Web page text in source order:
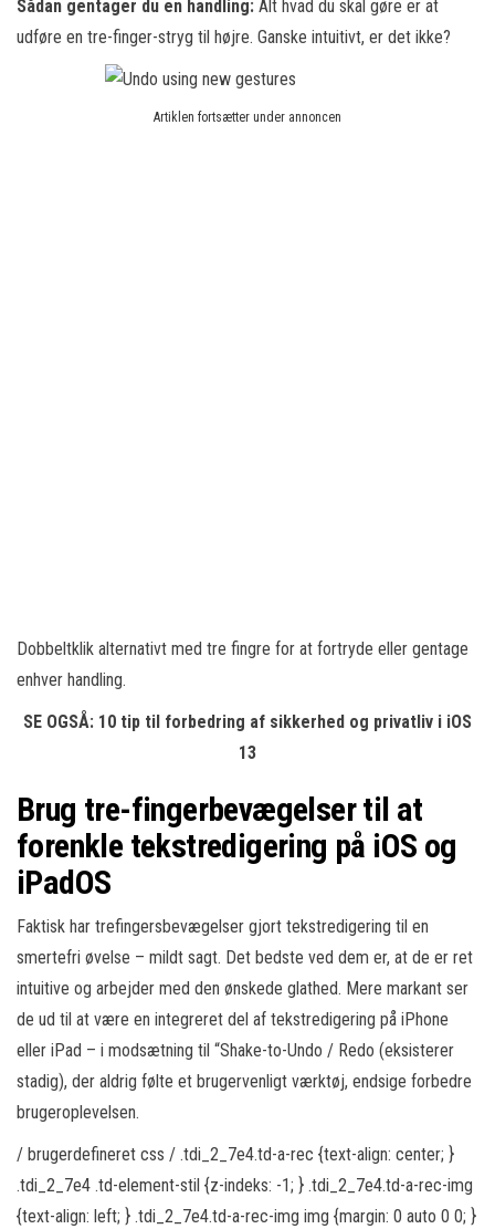
Sådan gentager du en handling: Alt hvad du skal gøre er at
udføre en tre-finger-stryg til højre. Ganske intuitivt, er det ikke?
Artiklen fortsætter under annoncen
Dobbeltklik alternativt med tre fingre for at fortryde eller gentage
enhver handling.
SE OGSÅ: 10 tip til forbedring af sikkerhed og privatliv i iOS
13
Brug tre-fingerbevægelser til at
forenkle tekstredigering på iOS og
iPadOS
Faktisk har trefingersbevægelser gjort tekstredigering til en
smertefri øvelse – mildt sagt. Det bedste ved dem er, at de er ret
intuitive og arbejder med den ønskede glathed. Mere markant ser
de ud til at være en integreret del af tekstredigering på iPhone
eller iPad – i modsætning til “Shake-to-Undo / Redo (eksisterer
stadig), der aldrig følte et brugervenligt værktøj, endsige forbedre
brugeroplevelsen.
/ brugerdefineret css / .tdi_2_7e4.td-a-rec {text-align: center; }
.tdi_2_7e4 .td-element-stil {z-indeks: -1; } .tdi_2_7e4.td-a-rec-img
{text-align: left; } .tdi_2_7e4.td-a-rec-img img {margin: 0 auto 0 0; }